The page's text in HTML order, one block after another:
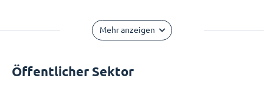
Mehr anzeigen
Öffentlicher Sektor